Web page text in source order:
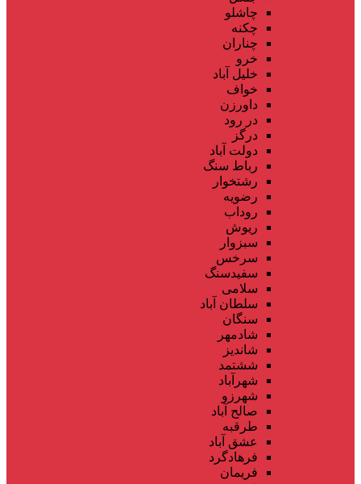
چاشلو
چکنه
چناران
خرو
خلیل آباد
خواف
داورزن
در رود
درگز
دولت آباد
رباط سنگ
رشتخوار
رضویه
روداب
ریوش
سبزوار
سرخس
سفیدسنگ
سلامی
سلطان آباد
سنگان
شادمهر
شاندیز
ششتمد
شهرآباد
شهرزو
صالح آباد
طرقبه
عشق آباد
فرهادگرد
فریمان